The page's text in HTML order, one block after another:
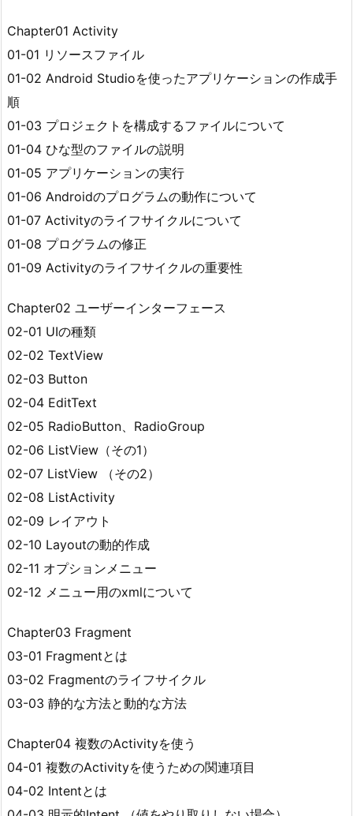
Chapter01 Activity
01-01 リソースファイル
01-02 Android Studioを使ったアプリケーションの作成手
順
01-03 プロジェクトを構成するファイルについて
01-04 ひな型のファイルの説明
01-05 アプリケーションの実行
01-06 Androidのプログラムの動作について
01-07 Activityのライフサイクルについて
01-08 プログラムの修正
01-09 Activityのライフサイクルの重要性
Chapter02 ユーザーインターフェース
02-01 UIの種類
02-02 TextView
02-03 Button
02-04 EditText
02-05 RadioButton、RadioGroup
02-06 ListView（その1）
02-07 ListView （その2）
02-08 ListActivity
02-09 レイアウト
02-10 Layoutの動的作成
02-11 オプションメニュー
02-12 メニュー用のxmlについて
Chapter03 Fragment
03-01 Fragmentとは
03-02 Fragmentのライフサイクル
03-03 静的な方法と動的な方法
Chapter04 複数のActivityを使う
04-01 複数のActivityを使うための関連項目
04-02 Intentとは